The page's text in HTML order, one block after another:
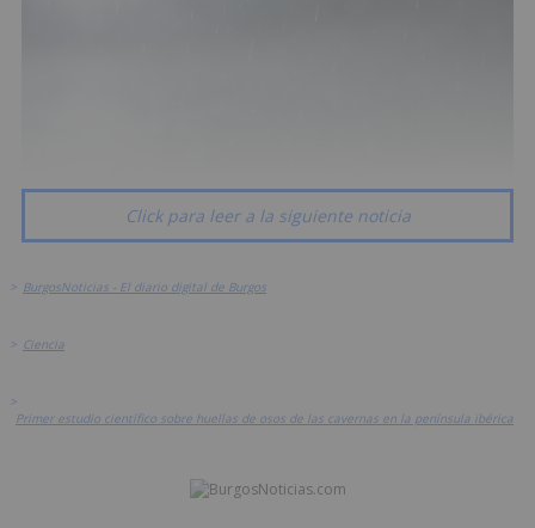
Click para leer a la siguiente noticia
> BurgosNoticias - El diario digital de Burgos
> Ciencia
>
Primer estudio científico sobre huellas de osos de las cavernas en la península ibérica